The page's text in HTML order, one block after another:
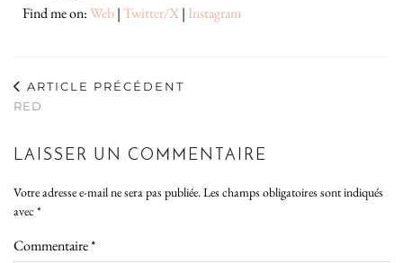
Find me on:Web|Twitter/X| Instagram
ARTICLE PRÉCÉDENT
RED
LAISSER UN COMMENTAIRE
Votre adresse e-mail ne sera pas publiée.Les champs obligatoires sont indiqués
avec *
Commentaire*